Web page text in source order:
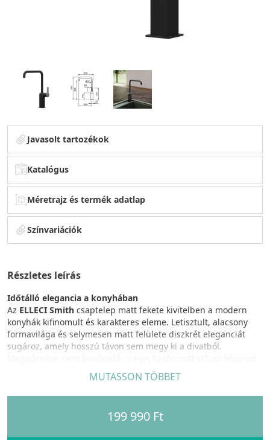
Javasolt tartozékok
Katalógus
Méretrajz és termék adatlap
Színvariációk
Részletes leírás
Időtálló elegancia a konyhában
Az ELLECI Smith csaptelep matt fekete kivitelben a modern
konyhák kifinomult és karakteres eleme. Letisztult, alacsony
formavilága és selymesen matt felülete diszkrét eleganciát
sugároz, amely hosszú távon sem megy ki a divatból.
ideális választás azok számára, akik az esztétikum mellett a
tartós értéket is szem előtt tartják.
A csaptelep egykaros kialakítása egyszerű és pontos vezérlést
MUTASSON TÖBBET
199 990 Ft